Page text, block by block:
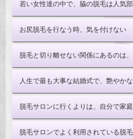
若い女性達の中で、脇の脱毛は人気
お尻脱毛を行なう時、気を付けない
脱毛と切り離せない関係にあるのは
人生で最も大事な結婚式で、艶やか
脱毛サロンに行くよりは、自分で家
脱毛サロンでよく利用されている脱